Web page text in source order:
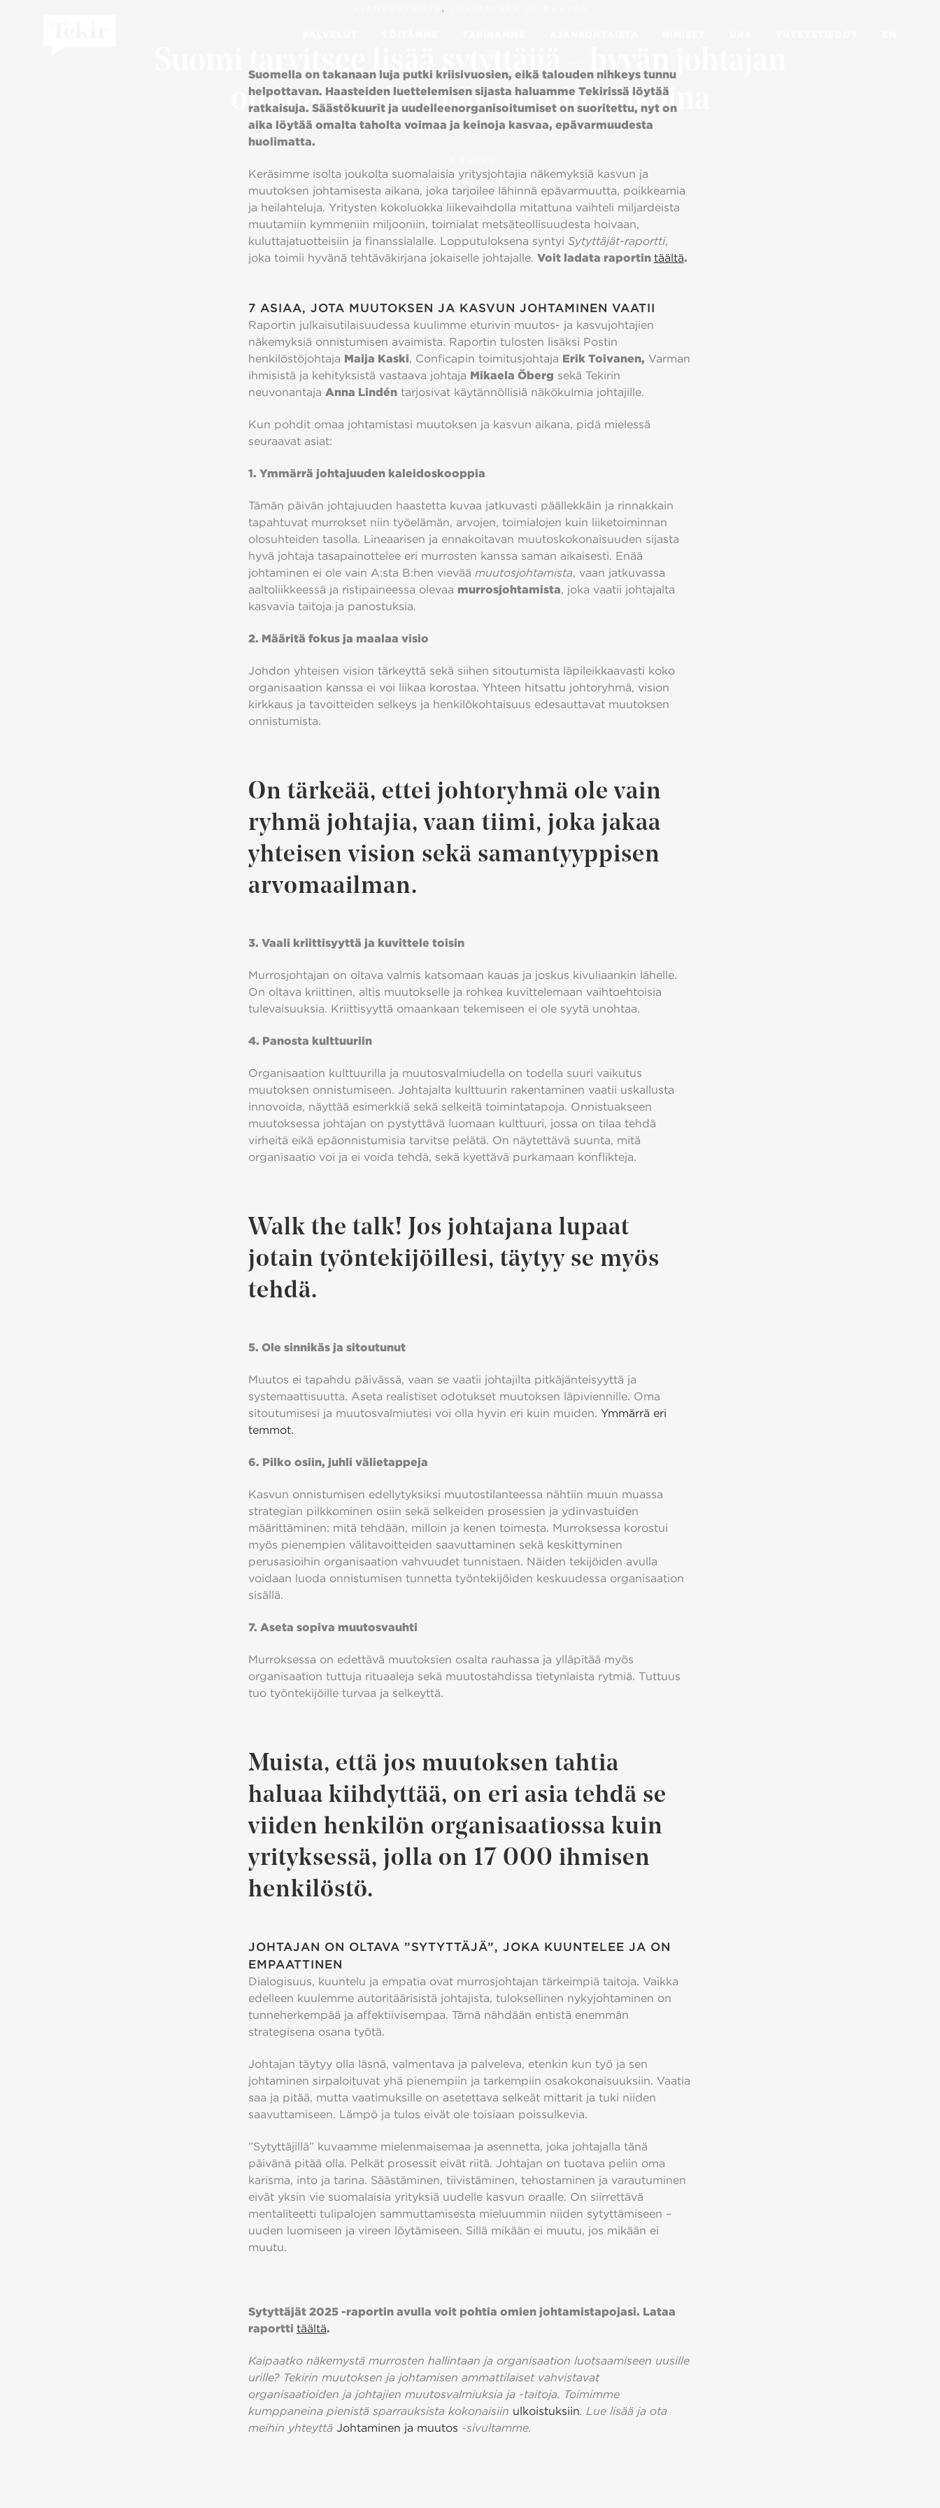
,
Suomi tarvitsee lisää sytyttäjiä – hyvän johtajan
ominaisuudet epävarmoina aikoina
Suomella on takanaan luja putki kriisivuosien, eikä talouden nihkeys tunnu
helpottavan. Haasteiden luettelemisen sijasta haluamme Tekirissä löytää
ratkaisuja. Säästökuurit ja uudelleenorganisoitumiset on suoritettu, nyt on
aika löytää omalta taholta voimaa ja keinoja kasvaa, epävarmuudesta
huolimatta.
Keräsimme isolta joukolta suomalaisia yritysjohtajia näkemyksiä kasvun ja
muutoksen johtamisesta aikana, joka tarjoilee lähinnä epävarmuutta, poikkeamia
ja heilahteluja. Yritysten kokoluokka liikevaihdolla mitattuna vaihteli miljardeista
muutamiin kymmeniin miljooniin, toimialat metsäteollisuudesta hoivaan,
kuluttajatuotteisiin ja finanssialalle. Lopputuloksena syntyi Sytyttäjät-raportti,
joka toimii hyvänä tehtäväkirjana jokaiselle johtajalle. Voit ladata raportin täältä.
7 ASIAA, JOTA MUUTOKSEN JA KASVUN JOHTAMINEN VAATII
Raportin julkaisutilaisuudessa kuulimme eturivin muutos- ja kasvujohtajien
näkemyksiä onnistumisen avaimista. Raportin tulosten lisäksi Postin
henkilöstöjohtaja Maija Kaski, Conficapin toimitusjohtaja Erik Toivanen, Varman
ihmisistä ja kehityksistä vastaava johtaja Mikaela Öberg sekä Tekirin
neuvonantaja Anna Lindéntarjosivat käytännöllisiä näkökulmia johtajille.
Kun pohdit omaa johtamistasi muutoksen ja kasvun aikana, pidä mielessä
seuraavat asiat:
1. Ymmärrä johtajuuden kaleidoskooppia
Tämän päivän johtajuuden haastetta kuvaa jatkuvasti päällekkäin ja rinnakkain
tapahtuvat murrokset niin työelämän, arvojen, toimialojen kuin liiketoiminnan
olosuhteiden tasolla. Lineaarisen ja ennakoitavan muutoskokonaisuuden sijasta
hyvä johtaja tasapainottelee eri murrosten kanssa saman aikaisesti. Enää
johtaminen ei ole vain A:sta B:hen vievää muutosjohtamista, vaan jatkuvassa
aaltoliikkeessä ja ristipaineessa olevaa murrosjohtamista, joka vaatii johtajalta
kasvavia taitoja ja panostuksia.
2. Määritä fokus ja maalaa visio
Johdon yhteisen vision tärkeyttä sekä siihen sitoutumista läpileikkaavasti koko
organisaation kanssa ei voi liikaa korostaa. Yhteen hitsattu johtoryhmä, vision
kirkkaus ja tavoitteiden selkeys ja henkilökohtaisuus edesauttavat muutoksen
onnistumista.
On tärkeää, ettei johtoryhmä ole vain
ryhmä johtajia, vaan tiimi, joka jakaa
yhteisen vision sekä samantyyppisen
arvomaailman.
3. Vaali kriittisyyttä ja kuvittele toisin
Murrosjohtajan on oltava valmis katsomaan kauas ja joskus kivuliaankin lähelle.
On oltava kriittinen, altis muutokselle ja rohkea kuvittelemaan vaihtoehtoisia
tulevaisuuksia. Kriittisyyttä omaankaan tekemiseen ei ole syytä unohtaa.
4. Panosta kulttuuriin
Organisaation kulttuurilla ja muutosvalmiudella on todella suuri vaikutus
muutoksen onnistumiseen. Johtajalta kulttuurin rakentaminen vaatii uskallusta
innovoida, näyttää esimerkkiä sekä selkeitä toimintatapoja. Onnistuakseen
muutoksessa johtajan on pystyttävä luomaan kulttuuri, jossa on tilaa tehdä
virheitä eikä epäonnistumisia tarvitse pelätä. On näytettävä suunta, mitä
organisaatio voi ja ei voida tehdä, sekä kyettävä purkamaan konflikteja.
Walk the talk! Jos johtajana lupaat
jotain työntekijöillesi, täytyy se myös
tehdä.
5. Ole sinnikäs ja sitoutunut
Muutos ei tapahdu päivässä, vaan se vaatii johtajilta pitkäjänteisyyttä ja
systemaattisuutta. Aseta realistiset odotukset muutoksen läpiviennille. Oma
sitoutumisesi ja muutosvalmiutesi voi olla hyvin eri kuin muiden. Ymmärrä eri
temmot.
6. Pilko osiin, juhli välietappeja
Kasvun onnistumisen edellytyksiksi muutostilanteessa nähtiin muun muassa
strategian pilkkominen osiin sekä selkeiden prosessien ja ydinvastuiden
määrittäminen: mitä tehdään, milloin ja kenen toimesta. Murroksessa korostui
myös pienempien välitavoitteiden saavuttaminen sekä keskittyminen
perusasioihin organisaation vahvuudet tunnistaen. Näiden tekijöiden avulla
voidaan luoda onnistumisen tunnetta työntekijöiden keskuudessa organisaation
sisällä.
7. Aseta sopiva muutosvauhti
Murroksessa on edettävä muutoksien osalta rauhassa ja ylläpitää myös
organisaation tuttuja rituaaleja sekä muutostahdissa tietynlaista rytmiä. Tuttuus
tuo työntekijöille turvaa ja selkeyttä.
Muista, että jos muutoksen tahtia
haluaa kiihdyttää, on eri asia tehdä se
viiden henkilön organisaatiossa kuin
yrityksessä, jolla on 17 000 ihmisen
henkilöstö.
JOHTAJAN ON OLTAVA ”SYTYTTÄJÄ”, JOKA KUUNTELEE JA ON
EMPAATTINEN
Dialogisuus, kuuntelu ja empatia ovat murrosjohtajan tärkeimpiä taitoja. Vaikka
edelleen kuulemme autoritäärisistä johtajista, tuloksellinen nykyjohtaminen on
tunneherkempää ja affektiivisempaa. Tämä nähdään entistä enemmän
strategisena osana työtä.
Johtajan täytyy olla läsnä, valmentava ja palveleva, etenkin kun työ ja sen
johtaminen sirpaloituvat yhä pienempiin ja tarkempiin osakokonaisuuksiin. Vaatia
saa ja pitää, mutta vaatimuksille on asetettava selkeät mittarit ja tuki niiden
saavuttamiseen. Lämpö ja tulos eivät ole toisiaan poissulkevia.
”Sytyttäjillä” kuvaamme mielenmaisemaa ja asennetta, joka johtajalla tänä
päivänä pitää olla. Pelkät prosessit eivät riitä. Johtajan on tuotava peliin oma
karisma, into ja tarina. Säästäminen, tiivistäminen, tehostaminen ja varautuminen
eivät yksin vie suomalaisia yrityksiä uudelle kasvun oraalle. On siirrettävä
mentaliteetti tulipalojen sammuttamisesta mieluummin niiden sytyttämiseen –
uuden luomiseen ja vireen löytämiseen. Sillä mikään ei muutu, jos mikään ei
muutu.
Sytyttäjät 2025 -raportin avulla voit pohtia omien johtamistapojasi. Lataa
raportti täältä.
Kaipaatko näkemystä murrosten hallintaan ja organisaation luotsaamiseen uusille
urille? Tekirin muutoksen ja johtamisen ammattilaiset vahvistavat
organisaatioiden ja johtajien muutosvalmiuksia ja -taitoja. Toimimme
kumppaneina pienistä sparrauksista kokonaisiin ulkoistuksiin. Lue lisää ja ota
meihin yhteyttä Johtaminen ja muutos -sivultamme.